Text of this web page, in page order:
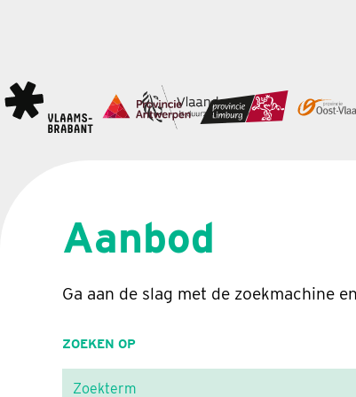
Aanbod
Ga aan de slag met de zoekmachine
ZOEKEN OP